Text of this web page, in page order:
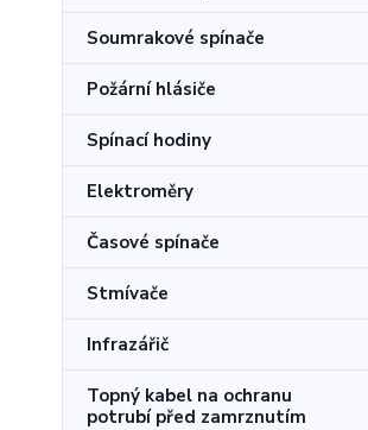
Soumrakové spínače
Požární hlásiče
Spínací hodiny
Elektroměry
Časové spínače
Stmívače
Infrazářič
Topný kabel na ochranu
potrubí před zamrznutím